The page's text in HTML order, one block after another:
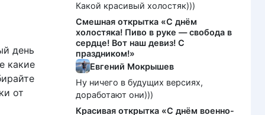
день
какие
от
Какой красивый холостяк)))
Смешная открытка «С днём
холостяка! Пиво в руке — свобода в
сердце! Вот наш девиз! С
праздником!»
Евгений Мокрышев
Ну ничего в будущих версиях,
доработают они)))
Красивая открытка «С днём военно-